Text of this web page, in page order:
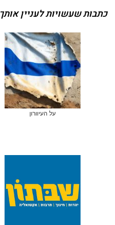
כתבות שעשויות לעניין אותך
על העיוורון